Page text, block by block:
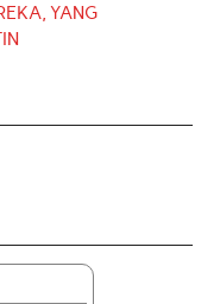
YANG